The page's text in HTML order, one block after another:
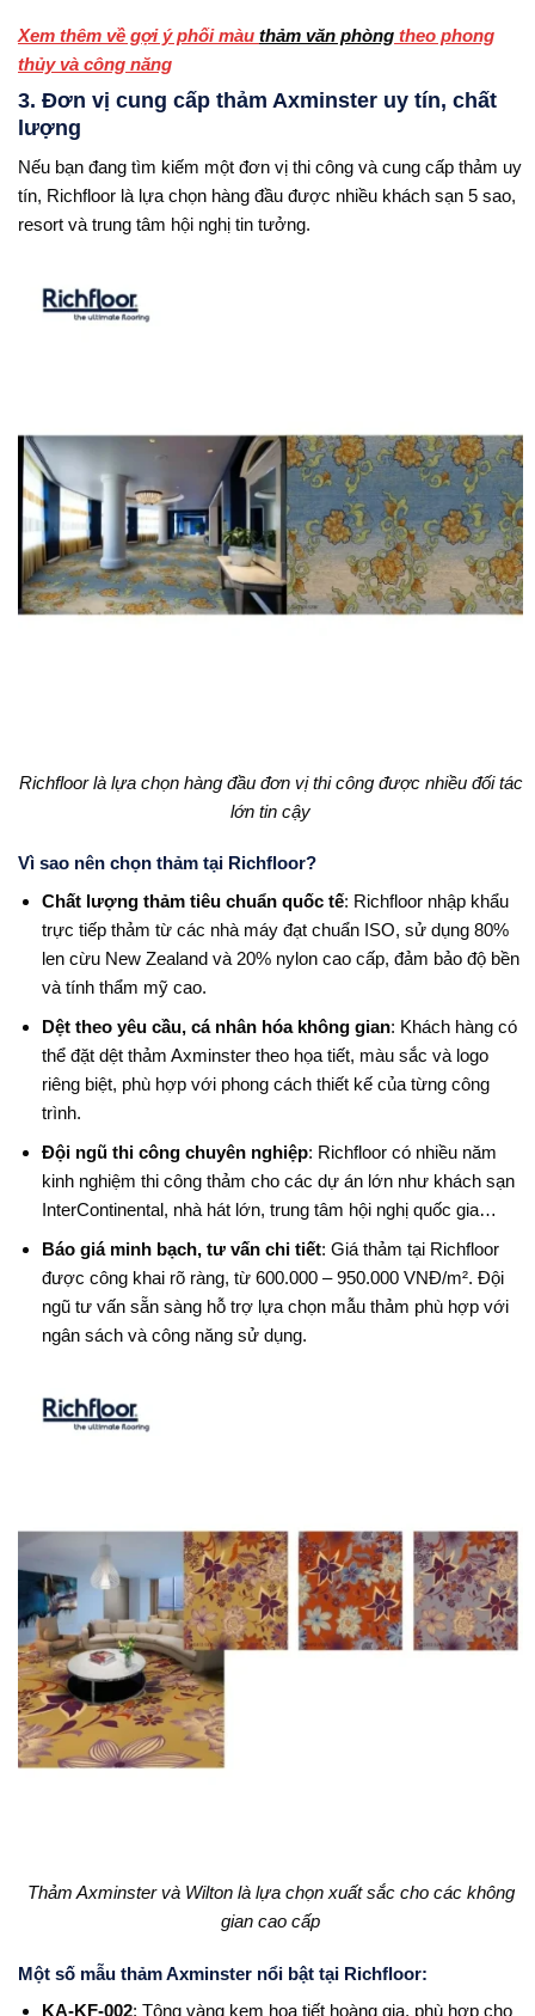
Xem thêm về gợi ý phối màu thảm văn phòng theo phong
thủy và công năng
3. Đơn vị cung cấp thảm Axminster uy tín, chất
lượng
Nếu bạn đang tìm kiếm một đơn vị thi công và cung cấp thảm uy
tín, Richfloor là lựa chọn hàng đầu được nhiều khách sạn 5 sao,
resort và trung tâm hội nghị tin tưởng.
Richfloor là lựa chọn hàng đầu đơn vị thi công được nhiều đối tác
lớn tin cậy
Vì sao nên chọn thảm tại Richfloor?
Chất lượng thảm tiêu chuẩn quốc tế: Richfloor nhập khẩu
trực tiếp thảm từ các nhà máy đạt chuẩn ISO, sử dụng 80%
len cừu New Zealand và 20% nylon cao cấp, đảm bảo độ bền
và tính thẩm mỹ cao.
Dệt theo yêu cầu, cá nhân hóa không gian: Khách hàng có
thể đặt dệt thảm Axminster theo họa tiết, màu sắc và logo
riêng biệt, phù hợp với phong cách thiết kế của từng công
trình.
Đội ngũ thi công chuyên nghiệp: Richfloor có nhiều năm
kinh nghiệm thi công thảm cho các dự án lớn như khách sạn
InterContinental, nhà hát lớn, trung tâm hội nghị quốc gia…
Báo giá minh bạch, tư vấn chi tiết: Giá thảm tại Richfloor
được công khai rõ ràng, từ 600.000 – 950.000 VNĐ/m². Đội
ngũ tư vấn sẵn sàng hỗ trợ lựa chọn mẫu thảm phù hợp với
ngân sách và công năng sử dụng.
Thảm Axminster và Wilton là lựa chọn xuất sắc cho các không
gian cao cấp
Một số mẫu thảm Axminster nổi bật tại Richfloor:
KA-KF-002: Tông vàng kem họa tiết hoàng gia, phù hợp cho